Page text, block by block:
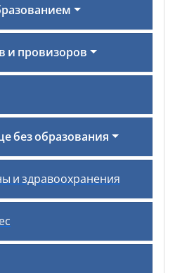
и провизоров
без образования
и здравоохранения